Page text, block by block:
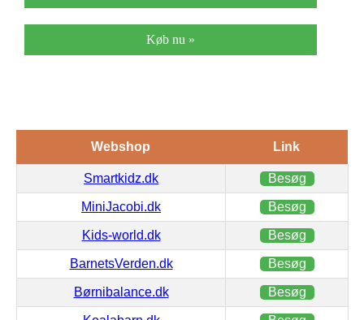
Køb nu »
Webshop Link
Smartkidz.dk Besøg
MiniJacobi.dk Besøg
Kids-world.dk Besøg
BarnetsVerden.dk Besøg
Børnibalance.dk Besøg